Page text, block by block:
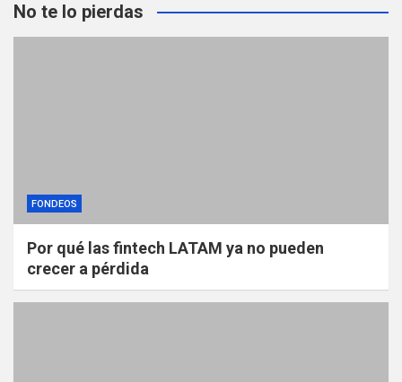
No te lo pierdas
FONDEOS
Por qué las fintech LATAM ya no pueden
crecer a pérdida